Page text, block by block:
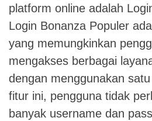
platform online adalah
Login Bonanza Populer
yang memungkinkan
mengakses berbagai
dengan menggunakan
fitur ini, pengguna tidak
banyak username dan